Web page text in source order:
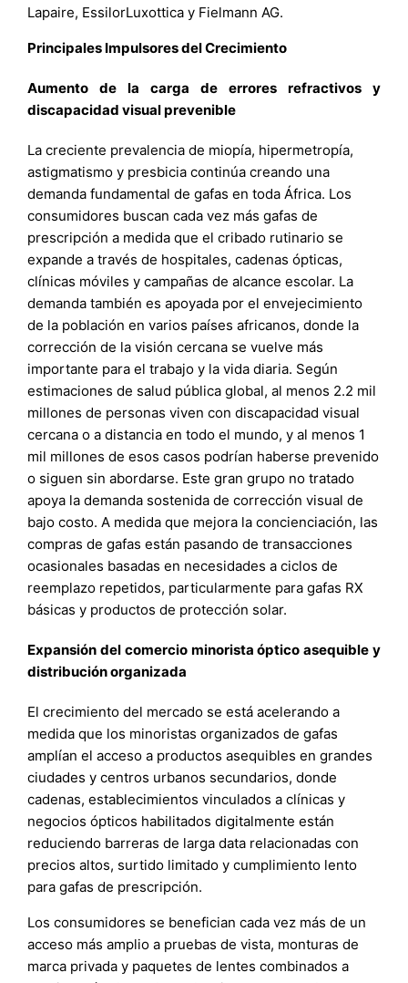
Lapaire, EssilorLuxottica y Fielmann AG.
Principales Impulsores del Crecimiento
Aumento de la carga de errores refractivos y
discapacidad visual prevenible
La creciente prevalencia de miopía, hipermetropía,
astigmatismo y presbicia continúa creando una
demanda fundamental de gafas en toda África. Los
consumidores buscan cada vez más gafas de
prescripción a medida que el cribado rutinario se
expande a través de hospitales, cadenas ópticas,
clínicas móviles y campañas de alcance escolar. La
demanda también es apoyada por el envejecimiento
de la población en varios países africanos, donde la
corrección de la visión cercana se vuelve más
importante para el trabajo y la vida diaria. Según
estimaciones de salud pública global, al menos 2.2 mil
millones de personas viven con discapacidad visual
cercana o a distancia en todo el mundo, y al menos 1
mil millones de esos casos podrían haberse prevenido
o siguen sin abordarse. Este gran grupo no tratado
apoya la demanda sostenida de corrección visual de
bajo costo. A medida que mejora la concienciación, las
compras de gafas están pasando de transacciones
ocasionales basadas en necesidades a ciclos de
reemplazo repetidos, particularmente para gafas RX
básicas y productos de protección solar.
Expansión del comercio minorista óptico asequible y
distribución organizada
El crecimiento del mercado se está acelerando a
medida que los minoristas organizados de gafas
amplían el acceso a productos asequibles en grandes
ciudades y centros urbanos secundarios, donde
cadenas, establecimientos vinculados a clínicas y
negocios ópticos habilitados digitalmente están
reduciendo barreras de larga data relacionadas con
precios altos, surtido limitado y cumplimiento lento
para gafas de prescripción.
Los consumidores se benefician cada vez más de un
acceso más amplio a pruebas de vista, monturas de
marca privada y paquetes de lentes combinados a